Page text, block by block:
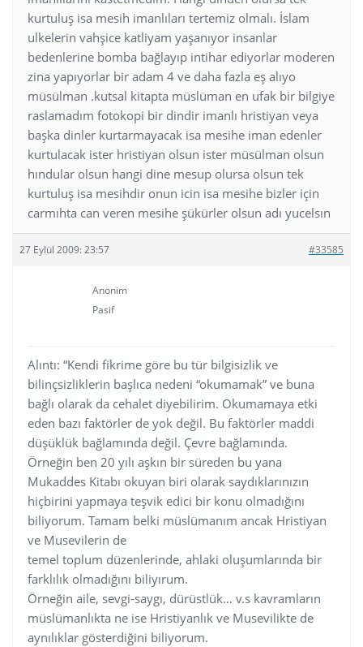
kurtuluş isa mesih imanlıları tertemiz olmalı. İslam
ulkelerin vahşice katliyam yaşanıyor insanlar
bedenlerine bomba bağlayıp intihar ediyorlar moderen
zina yapıyorlar bir adam 4 ve daha fazla eş alıyo
müsülman .kutsal kitapta müslüman en ufak bir bilgiye
raslamadım fotokopi bir dindir imanlı hristiyan veya
başka dinler kurtarmayacak isa mesihe iman edenler
kurtulacak ister hristiyan olsun ister müsülman olsun
hındular olsun hangi dine mesup olursa olsun tek
kurtuluş isa mesihdir onun icin isa mesihe bizler için
carmıhta can veren mesihe şükürler olsun adı yucelsın
27 Eylül 2009: 23:57 #33585
Anonim
Pasif
Alıntı: “Kendi fikrime göre bu tür bilgisizlik ve
bilinçsizliklerin başlıca nedeni “okumamak” ve buna
bağlı olarak da cehalet diyebilirim. Okumamaya etki
eden bazı faktörler de yok değil. Bu faktörler maddi
düşüklük bağlamında değil. Çevre bağlamında.
Örneğin ben 20 yılı aşkın bir süreden bu yana
Mukaddes Kitabı okuyan biri olarak saydıklarınızın
hiçbirini yapmaya teşvik edici bir konu olmadığını
biliyorum. Tamam belki müslümanım ancak Hristiyan
ve Musevilerin de
temel toplum düzenlerinde, ahlaki oluşumlarında bir
farklılık olmadığını biliyırum.
Örneğin aile, sevgi-saygı, dürüstlük… v.s kavramların
müslümanlıkta ne ise Hristiyanlık ve Musevilikte de
aynılıklar gösterdiğini biliyorum.